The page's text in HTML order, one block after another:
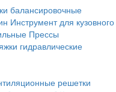
балансировочные
Инструмент для кузовного
Прессы
гидравлические
решетки